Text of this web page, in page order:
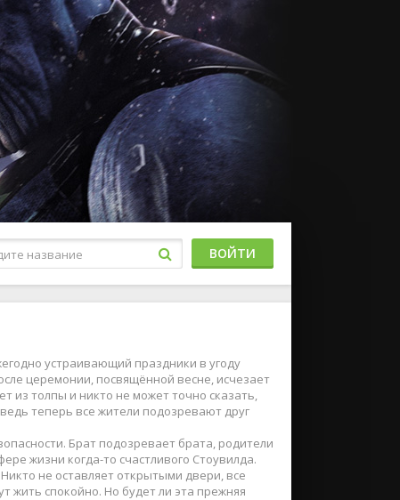
ВОЙТИ
устраивающий праздники в угоду
церемонии, посвящённой весне, исчезает
из толпы и никто не может точно сказать,
теперь все жители подозревают друг
Брат подозревает брата, родители
жизни когда-то счастливого Стоувилда.
не оставляет открытыми двери, все
жить спокойно. Но будет ли эта прежняя